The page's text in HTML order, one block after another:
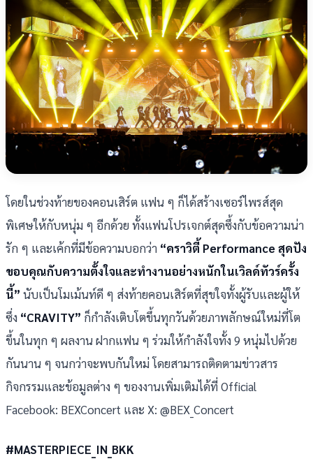
โดยในช่วงท้ายของคอนเสิร์ต แฟน ๆ ก็ได้สร้างเซอร์ไพรส์สุด
พิเศษให้กับหนุ่ม ๆ อีกด้วย ทั้งแฟนโปรเจกต์สุดซึ้งกับข้อความน่า
รัก ๆ และเค้กที่มีข้อความบอกว่า “คราวิตี้ Performance สุดปัง
ขอบคุณกับความตั้งใจและทำงานอย่างหนักในเวิลด์ทัวร์ครั้ง
นี้” นับเป็นโมเม้นท์ดี ๆ ส่งท้ายคอนเสิร์ตที่สุขใจทั้งผู้รับและผู้ให้
ซึ่ง “CRAVITY” ก็กำลังเติบโตขึ้นทุกวันด้วยภาพลักษณ์ใหม่ที่โต
ขึ้นในทุก ๆ ผลงาน ฝากแฟน ๆ ร่วมให้กำลังใจทั้ง 9 หนุ่มไปด้วย
กันนาน ๆ จนกว่าจะพบกันใหม่ โดยสามารถติดตามข่าวสาร
กิจกรรมและข้อมูลต่าง ๆ ของงานเพิ่มเติมได้ที่ Official
Facebook: BEXConcert และ X: @BEX_Concert
#MASTERPIECE_IN_BKK